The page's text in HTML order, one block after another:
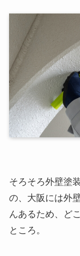
そろそろ外壁塗
の、大阪には外
んあるため、ど
ところ。